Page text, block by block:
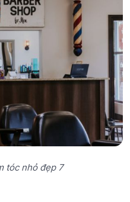
tóc nhỏ đẹp 7